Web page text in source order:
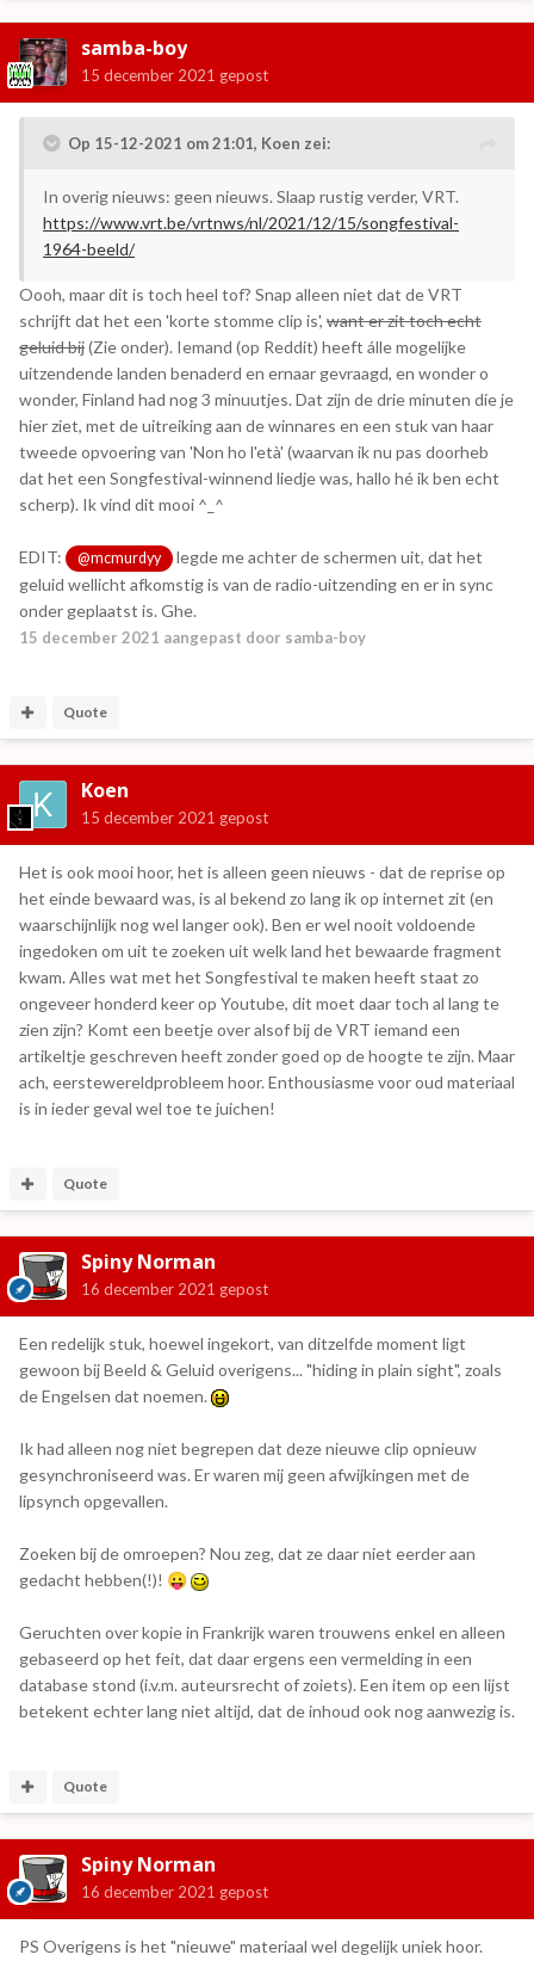
samba-boy
15 december 2021 gepost
Op 15-12-2021 om 21:01, Koen zei:
In overig nieuws: geen nieuws. Slaap rustig verder, VRT.
https://www.vrt.be/vrtnws/nl/2021/12/15/songfestival-
1964-beeld/
Oooh, maar dit is toch heel tof? Snap alleen niet dat de VRT
schrijft dat het een 'korte stomme clip is', want er zit toch echt
geluid bij(Zie onder). Iemand (op Reddit) heeft álle mogelijke
uitzendende landen benaderd en ernaar gevraagd, en wonder o
wonder, Finland had nog 3 minuutjes. Dat zijn de drie minuten die je
hier ziet, met de uitreiking aan de winnares en een stuk van haar
tweede opvoering van 'Non ho l'età' (waarvan ik nu pas doorheb
dat het een Songfestival-winnend liedje was, hallo hé ik ben echt
scherp). Ik vind dit mooi ^_^
EDIT: @mcmurdyy
legde me achter de schermen uit, dat het
geluid wellicht afkomstig is van de radio-uitzending en er in sync
onder geplaatst is. Ghe.
15 december 2021 aangepast door samba-boy
Quote
Koen
15 december 2021 gepost
Het is ook mooi hoor, het is alleen geen nieuws - dat de reprise op
het einde bewaard was, is al bekend zo lang ik op internet zit (en
waarschijnlijk nog wel langer ook). Ben er wel nooit voldoende
ingedoken om uit te zoeken uit welk land het bewaarde fragment
kwam. Alles wat met het Songfestival te maken heeft staat zo
ongeveer honderd keer op Youtube, dit moet daar toch al lang te
zien zijn? Komt een beetje over alsof bij de VRT iemand een
artikeltje geschreven heeft zonder goed op de hoogte te zijn. Maar
ach, eerstewereldprobleem hoor. Enthousiasme voor oud materiaal
is in ieder geval wel toe te juichen!
Quote
Spiny Norman
16 december 2021 gepost
Een redelijk stuk, hoewel ingekort, van ditzelfde moment ligt
gewoon bij Beeld & Geluid overigens... "hiding in plain sight", zoals
de Engelsen dat noemen.
Ik had alleen nog niet begrepen dat deze nieuwe clip opnieuw
gesynchroniseerd was. Er waren mij geen afwijkingen met de
lipsynch opgevallen.
Zoeken bij de omroepen? Nou zeg, dat ze daar niet eerder aan
gedacht hebben(!)! 😛
Geruchten over kopie in Frankrijk waren trouwens enkel en alleen
gebaseerd op het feit, dat daar ergens een vermelding in een
database stond (i.v.m. auteursrecht of zoiets). Een item op een lijst
betekent echter lang niet altijd, dat de inhoud ook nog aanwezig is.
Quote
Spiny Norman
16 december 2021 gepost
PS Overigens is het "nieuwe" materiaal wel degelijk uniek hoor.